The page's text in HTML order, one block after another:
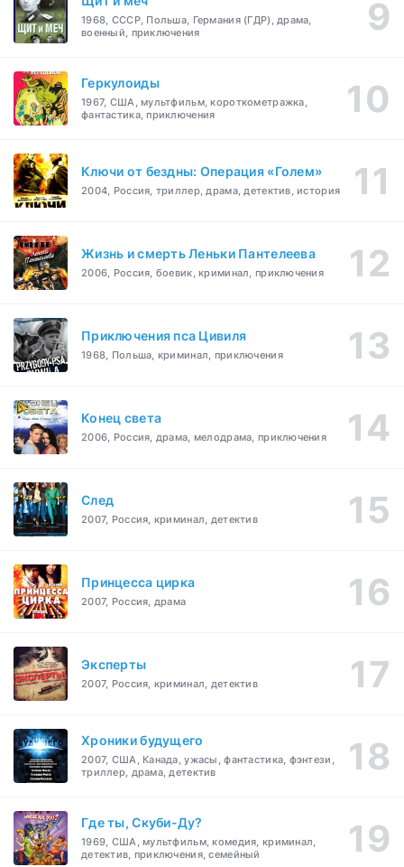
1968, СССР, Польша, Германия (ГДР), драма,
военный, приключения
Геркулоиды
1967, США, мультфильм, короткометражка,
фантастика, приключения
Ключи от бездны: Операция «Голем»
2004, Россия, триллер, драма, детектив, история
Жизнь и смерть Леньки Пантелеева
2006, Россия, боевик, криминал, приключения
Приключения пса Цивиля
1968, Польша, криминал, приключения
Конец света
2006, Россия, драма, мелодрама, приключения
След
2007, Россия, криминал, детектив
Принцесса цирка
2007, Россия, драма
Эксперты
2007, Россия, криминал, детектив
Хроники будущего
2007, США, Канада, ужасы, фантастика, фэнтези,
триллер, драма, детектив
Где ты, Скуби-Ду?
1969, США, мультфильм, комедия, криминал,
детектив, приключения, семейный